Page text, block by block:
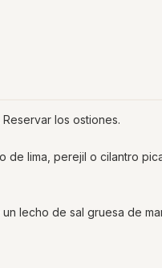
los ostiones.
de lima, perejil o cilantro
lecho de sal gruesa de